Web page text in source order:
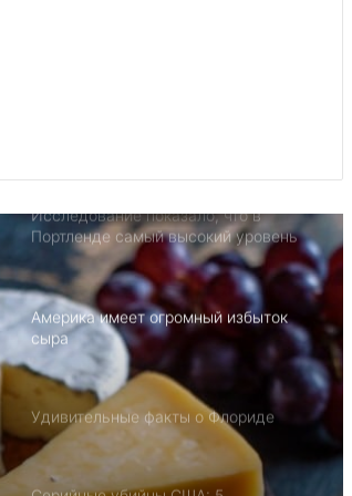
населения в США
Америка имеет огромный избыток
сыра
Удивительные факты о Флориде
Серийные убийцы США: 5
шокирующих случаев